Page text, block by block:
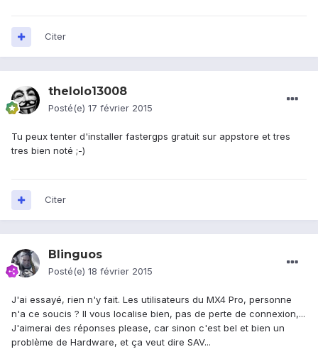
Citer
thelolo13008
Posté(e) 17 février 2015
Tu peux tenter d'installer fastergps gratuit sur appstore et tres
tres bien noté ;-)
Citer
Blinguos
Posté(e) 18 février 2015
J'ai essayé, rien n'y fait. Les utilisateurs du MX4 Pro, personne
n'a ce soucis ? Il vous localise bien, pas de perte de connexion,...
J'aimerai des réponses please, car sinon c'est bel et bien un
problème de Hardware, et ça veut dire SAV...